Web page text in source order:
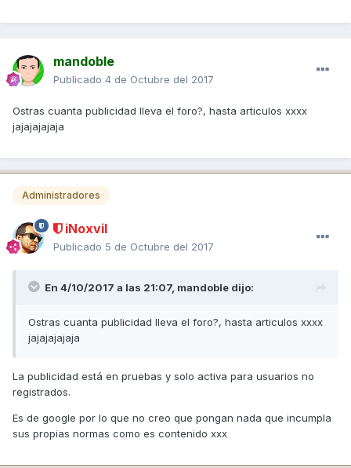
mandoble
Publicado 4 de Octubre del 2017
Ostras cuanta publicidad lleva el foro?, hasta articulos xxxx
jajajajajaja
Administradores
iNoxvil
Publicado 5 de Octubre del 2017
En 4/10/2017 a las 21:07, mandoble dijo:
Ostras cuanta publicidad lleva el foro?, hasta articulos xxxx
jajajajajaja
La publicidad está en pruebas y solo activa para usuarios no
registrados.
Es de google por lo que no creo que pongan nada que incumpla
sus propias normas como es contenido xxx